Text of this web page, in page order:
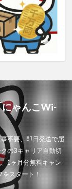
ゃんこWi-
不要、即日発送で届
の3キャリア自動切
1ヶ月分無料キャン
をスタート！